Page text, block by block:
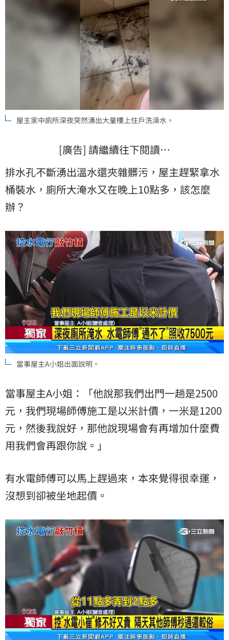
屋主家中廁所深夜突然湧出大量樓上住戶洗澡水。
[廣告] 請繼續往下閱讀…
排水孔不斷湧出溫水還夾雜髒污，屋主趕緊拿水
桶裝水，廁所大淹水又在晚上10點多，該怎麼
辦？
當事屋主A小姐出面說明。
當事屋主A小姐：「他說那我們出門一趟是2500
元，我們現場師傅施工是以米計價，一米是1200
元，然後我說好，那他說現場會有再增加什麼費
用我們會再跟你說。」
有水電師傅可以馬上趕過來，本來覺得很幸運，
沒想到卻被坐地起價。